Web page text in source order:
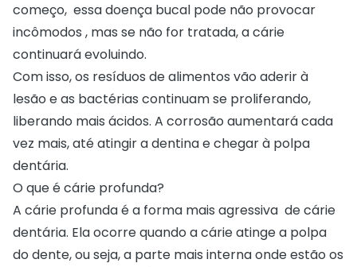
começo, essa doença bucal pode não provocar
incômodos , mas se não for tratada, a cárie
continuará evoluindo.
Com isso, os resíduos de alimentos vão aderir à
lesão e as bactérias continuam se proliferando,
liberando mais ácidos. A corrosão aumentará cada
vez mais, até atingir a dentina e chegar à polpa
dentária.
O que é cárie profunda?
A cárie profunda é a forma mais agressiva de cárie
dentária. Ela ocorre quando a cárie atinge a polpa
do dente, ou seja, a parte mais interna onde estão os